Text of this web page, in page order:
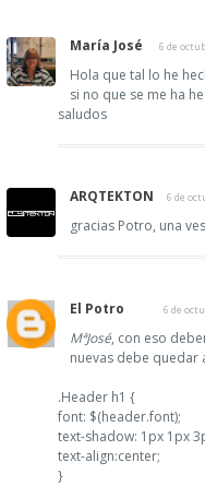
María José 6 de
Hola que tal lo he
si no que se me ha
saludos
ARQTEKTON 6 de
gracias Potro, una
El Potro 6 de
MªJosé, con eso
nuevas debe quedar
.Header h1 {
font: $(header.font);
text-shadow: 1px 1px
text-align:center;
}